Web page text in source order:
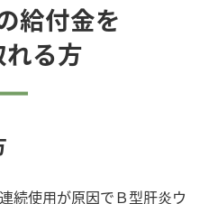
給付金を
る方
続使用が原因でＢ型肝炎ウ